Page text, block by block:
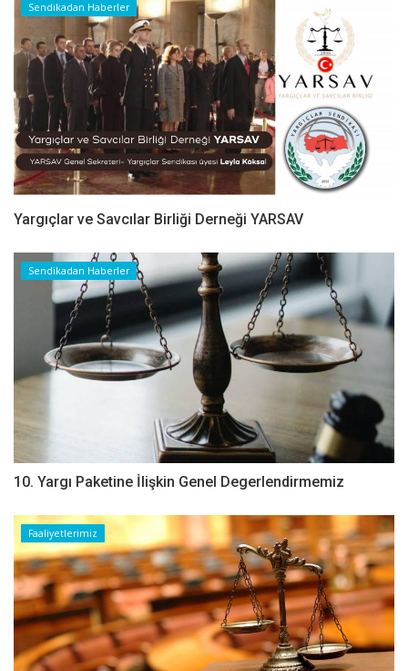
Sendikadan Haberler
Yargıçlar ve Savcılar Birliği Derneği YARSAV
Sendikadan Haberler
10. Yargı Paketine İlişkin Genel Degerlendirmemiz
Faaliyetlerimiz